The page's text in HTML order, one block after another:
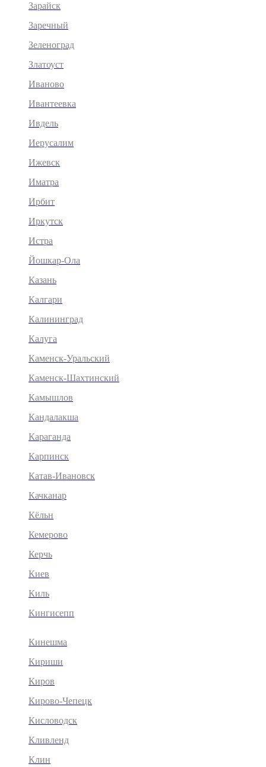
Зарайск
Заречный
Зеленоград
Златоуст
Иваново
Ивантеевка
Ивдель
Иерусалим
Ижевск
Иматра
Ирбит
Иркутск
Истра
Йошкар-Ола
Казань
Калгари
Калининград
Калуга
Каменск-Уральский
Каменск-Шахтинский
Камышлов
Кандалакша
Караганда
Карпинск
Катав-Ивановск
Качканар
Кёльн
Кемерово
Керчь
Киев
Киль
Кингисепп
Кинешма
Кириши
Киров
Кирово-Чепецк
Кисловодск
Кливленд
Клин